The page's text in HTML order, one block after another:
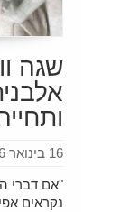
שגה
16 בינואר 2026
"אם דברי
נקראים